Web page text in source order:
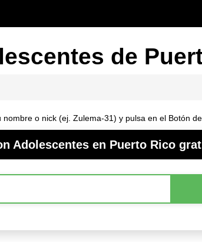
de
o nick (ej. Zulema-31) y pulsa en el Botón de
Adolescentes en Puerto Rico